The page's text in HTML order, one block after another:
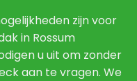
zijn voor
in Rossum
u uit om zonder
aan te vragen. We